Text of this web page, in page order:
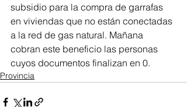
subsidio para la compra de garrafas
en viviendas que no están conectadas
a la red de gas natural. Mañana
cobran este beneficio las personas
cuyos documentos finalizan en 0.
Provincia